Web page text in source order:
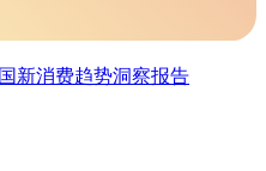
新消费趋势洞察报告